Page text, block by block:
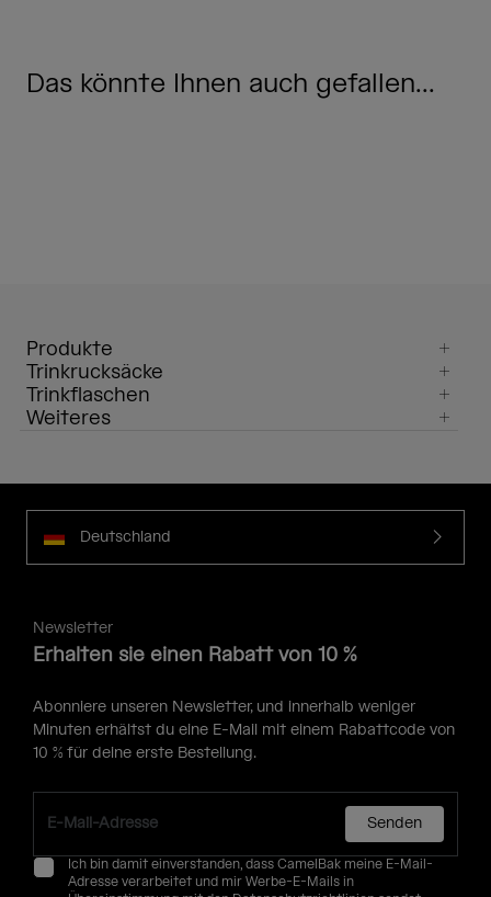
Das könnte Ihnen auch gefallen...
Produkte
Trinkrucksäcke
Trinkflaschen
Weiteres
Deutschland
Newsletter
Erhalten sie einen Rabatt von 10 %
Abonniere unseren Newsletter, und innerhalb weniger
Minuten erhältst du eine E-Mail mit einem Rabattcode von
10 % für deine erste Bestellung.
Senden
Ich bin damit einverstanden, dass CamelBak meine E-Mail-
Adresse verarbeitet und mir Werbe-E-Mails in